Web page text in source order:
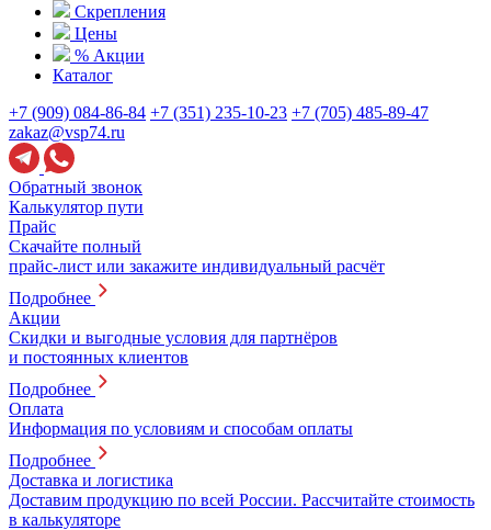
Скрепления
Цены
% Акции
Каталог
+7 (909) 084-86-84 +7 (351) 235-10-23 +7 (705) 485-89-47
zakaz@vsp74.ru
Обратный звонок
Калькулятор пути
Прайс
Скачайте полный
прайс-лист или закажите индивидуальный расчёт
Подробнее
Акции
Скидки и выгодные условия для партнёров
и постоянных клиентов
Подробнее
Оплата
Информация по условиям и способам оплаты
Подробнее
Доставка и логистика
Доставим продукцию по всей России. Рассчитайте стоимость
в калькуляторе